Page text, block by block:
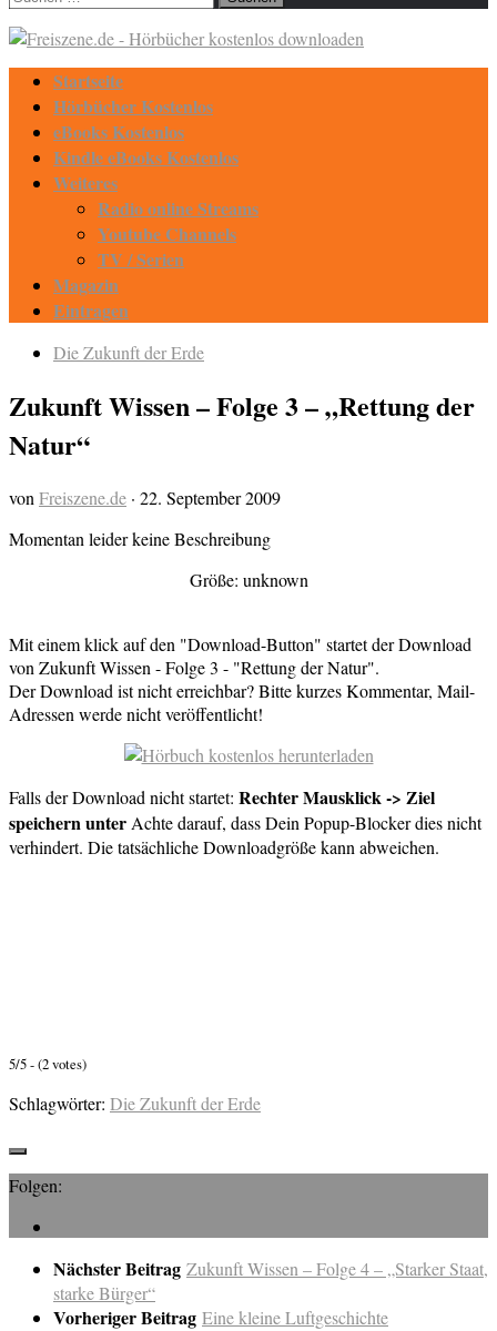
Startseite
Hörbücher Kostenlos
eBooks Kostenlos
Kindle eBooks Kostenlos
Weiteres
Radio online Streams
Youtube Channels
TV / Serien
Magazin
Eintragen
Die Zukunft der Erde
Zukunft Wissen – Folge 3 – „Rettung der
Natur“
von Freiszene.de · 22. September 2009
Momentan leider keine Beschreibung
Größe: unknown
Mit einem klick auf den "Download-Button" startet der Download
von Zukunft Wissen - Folge 3 - "Rettung der Natur".
Der Download ist nicht erreichbar? Bitte kurzes Kommentar, Mail-
Adressen werde nicht veröffentlicht!
Falls der Download nicht startet: Rechter Mausklick -> Ziel
speichern unter Achte darauf, dass Dein Popup-Blocker dies nicht
verhindert. Die tatsächliche Downloadgröße kann abweichen.
5/5 - (2 votes)
Schlagwörter: Die Zukunft der Erde
Folgen:
Nächster Beitrag Zukunft Wissen – Folge 4 – „Starker Staat,
starke Bürger“
Vorheriger Beitrag Eine kleine Luftgeschichte